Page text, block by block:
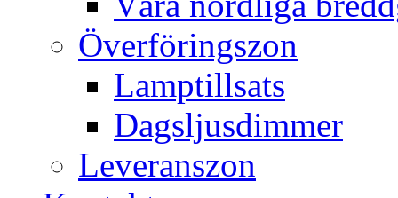
Överföringszon
Lamptillsats
Dagsljusdimmer
Leveranszon